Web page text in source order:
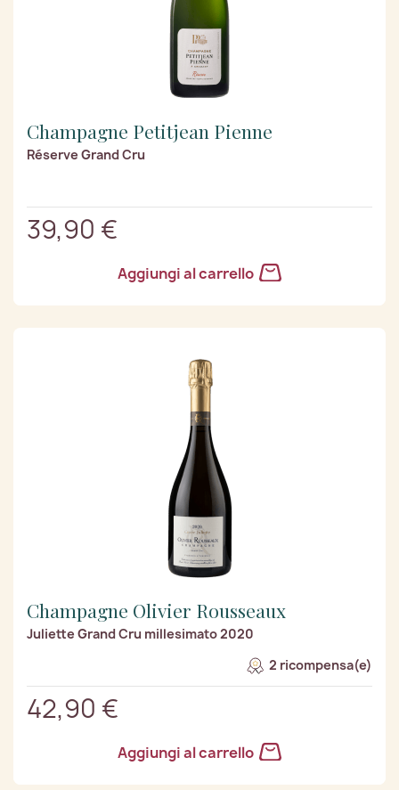
Champagne Petitjean Pienne
Réserve Grand Cru
39,90 €
Aggiungi al carrello
Champagne Olivier Rousseaux
Juliette Grand Cru millesimato 2020
2 ricompensa(e)
42,90 €
Aggiungi al carrello